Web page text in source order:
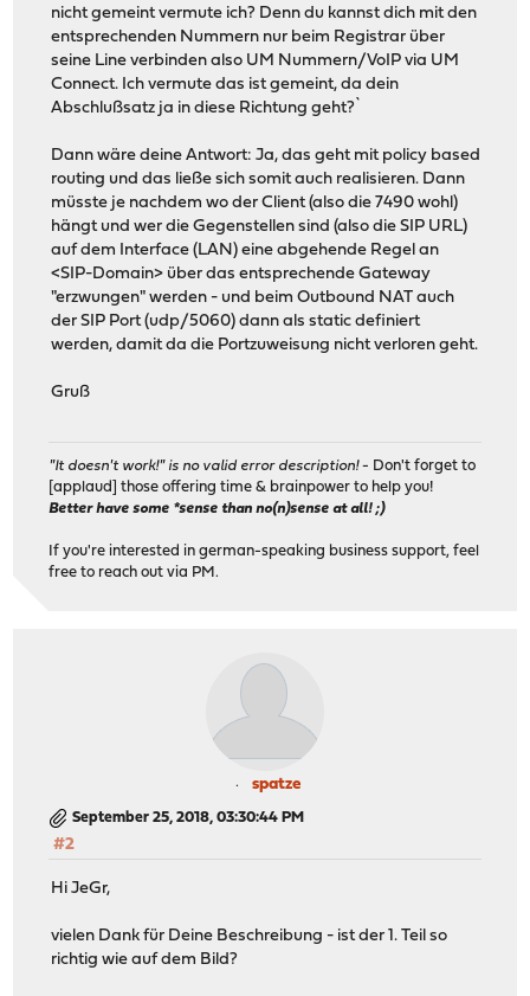
nicht gemeint vermute ich? Denn du kannst dich mit den
entsprechenden Nummern nur beim Registrar über
seine Line verbinden also UM Nummern/VoIP via UM
Connect. Ich vermute das ist gemeint, da dein
Abschlußsatz ja in diese Richtung geht?`
Dann wäre deine Antwort: Ja, das geht mit policy based
routing und das ließe sich somit auch realisieren. Dann
müsste je nachdem wo der Client (also die 7490 wohl)
hängt und wer die Gegenstellen sind (also die SIP URL)
auf dem Interface (LAN) eine abgehende Regel an
<SIP-Domain> über das entsprechende Gateway
"erzwungen" werden - und beim Outbound NAT auch
der SIP Port (udp/5060) dann als static definiert
werden, damit da die Portzuweisung nicht verloren geht.
Gruß
"It doesn't work!" is no valid error description!- Don't forget to
[applaud] those offering time & brainpower to help you!
Better have some *sense than no(n)sense at all! ;)
If you're interested in german-speaking business support, feel
free to reach out via PM.
spatze
September 25, 2018, 03:30:44 PM
#2
Hi JeGr,
vielen Dank für Deine Beschreibung - ist der 1. Teil so
richtig wie auf dem Bild?